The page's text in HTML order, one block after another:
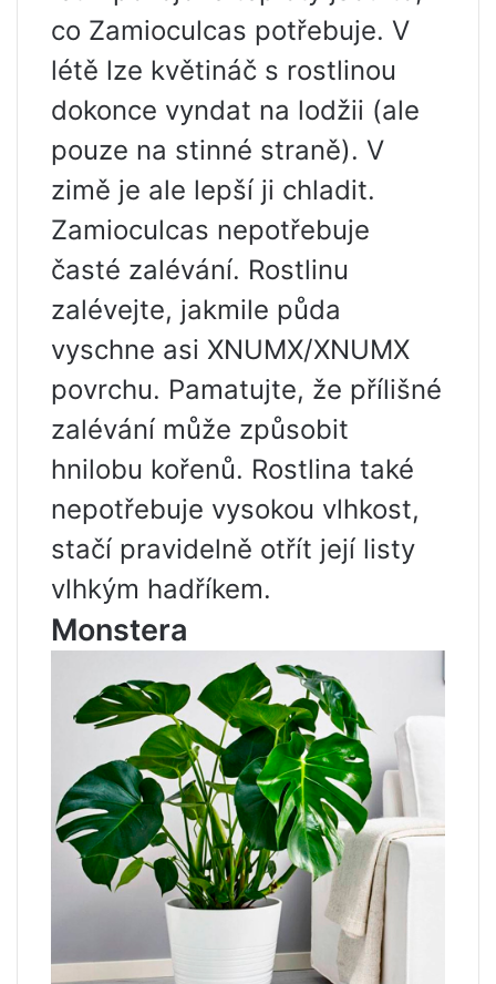
co Zamioculcas potřebuje. V
létě lze květináč s rostlinou
dokonce vyndat na lodžii (ale
pouze na stinné straně). V
zimě je ale lepší ji chladit.
Zamioculcas nepotřebuje
časté zalévání. Rostlinu
zalévejte, jakmile půda
vyschne asi XNUMX/XNUMX
povrchu. Pamatujte, že přílišné
zalévání může způsobit
hnilobu kořenů. Rostlina také
nepotřebuje vysokou vlhkost,
stačí pravidelně otřít její listy
vlhkým hadříkem.
Monstera